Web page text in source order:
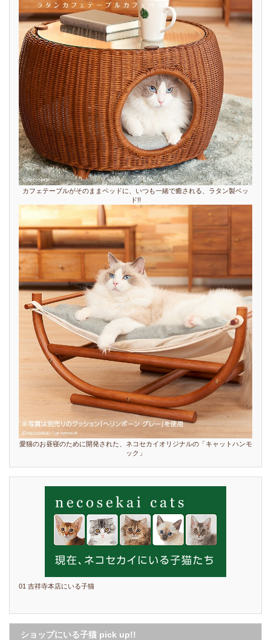
カフェテーブルがそのままベッドに、いつも一緒で癒される、ラタン製ベッ
ド!!
愛猫のお昼寝のために開発された、ネコセカイオリジナルの「キャットハンモ
ック」
01 吉祥寺本店にいる子猫
ショップにいる子猫 pick up!!